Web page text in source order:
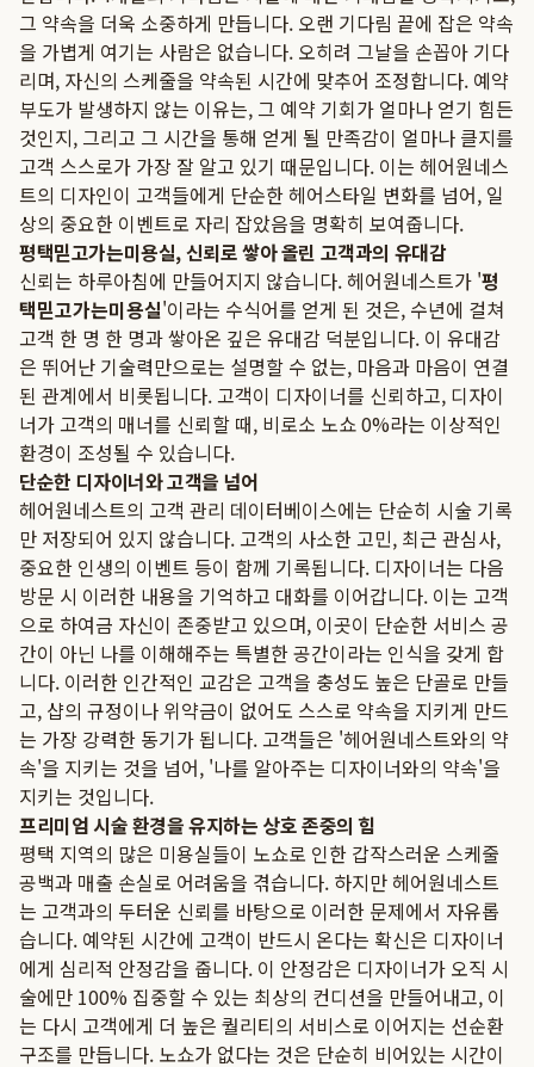
그 약속을 더욱 소중하게 만듭니다. 오랜 기다림 끝에 잡은 약속
을 가볍게 여기는 사람은 없습니다. 오히려 그날을 손꼽아 기다
리며, 자신의 스케줄을 약속된 시간에 맞추어 조정합니다. 예약
부도가 발생하지 않는 이유는, 그 예약 기회가 얼마나 얻기 힘든
것인지, 그리고 그 시간을 통해 얻게 될 만족감이 얼마나 클지를
고객 스스로가 가장 잘 알고 있기 때문입니다. 이는 헤어원네스
트의 디자인이 고객들에게 단순한 헤어스타일 변화를 넘어, 일
상의 중요한 이벤트로 자리 잡았음을 명확히 보여줍니다.
평택믿고가는미용실, 신뢰로 쌓아 올린 고객과의 유대감
신뢰는 하루아침에 만들어지지 않습니다. 헤어원네스트가 '평
택믿고가는미용실'이라는 수식어를 얻게 된 것은, 수년에 걸쳐
고객 한 명 한 명과 쌓아온 깊은 유대감 덕분입니다. 이 유대감
은 뛰어난 기술력만으로는 설명할 수 없는, 마음과 마음이 연결
된 관계에서 비롯됩니다. 고객이 디자이너를 신뢰하고, 디자이
너가 고객의 매너를 신뢰할 때, 비로소 노쇼 0%라는 이상적인
환경이 조성될 수 있습니다.
단순한 디자이너와 고객을 넘어
헤어원네스트의 고객 관리 데이터베이스에는 단순히 시술 기록
만 저장되어 있지 않습니다. 고객의 사소한 고민, 최근 관심사,
중요한 인생의 이벤트 등이 함께 기록됩니다. 디자이너는 다음
방문 시 이러한 내용을 기억하고 대화를 이어갑니다. 이는 고객
으로 하여금 자신이 존중받고 있으며, 이곳이 단순한 서비스 공
간이 아닌 나를 이해해주는 특별한 공간이라는 인식을 갖게 합
니다. 이러한 인간적인 교감은 고객을 충성도 높은 단골로 만들
고, 샵의 규정이나 위약금이 없어도 스스로 약속을 지키게 만드
는 가장 강력한 동기가 됩니다. 고객들은 '헤어원네스트와의 약
속'을 지키는 것을 넘어, '나를 알아주는 디자이너와의 약속'을
지키는 것입니다.
프리미엄 시술 환경을 유지하는 상호 존중의 힘
평택 지역의 많은 미용실들이 노쇼로 인한 갑작스러운 스케줄
공백과 매출 손실로 어려움을 겪습니다. 하지만 헤어원네스트
는 고객과의 두터운 신뢰를 바탕으로 이러한 문제에서 자유롭
습니다. 예약된 시간에 고객이 반드시 온다는 확신은 디자이너
에게 심리적 안정감을 줍니다. 이 안정감은 디자이너가 오직 시
술에만 100% 집중할 수 있는 최상의 컨디션을 만들어내고, 이
는 다시 고객에게 더 높은 퀄리티의 서비스로 이어지는 선순환
구조를 만듭니다. 노쇼가 없다는 것은 단순히 비어있는 시간이